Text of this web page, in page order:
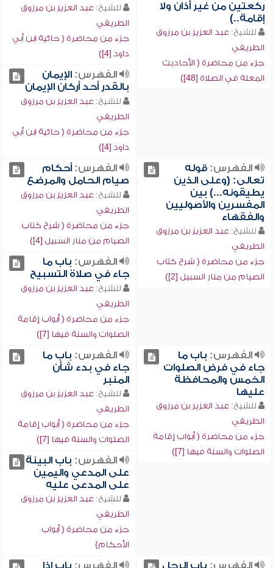
ركعتين من غير أذان ولا
إقامة..)
للشيخ: عبد العزيز بن مرزوق
الطريفي
جزء من محاضرة ( الأحاديث
المعلة في الصلاة [48])
للشيخ: عبد العزيز بن مرزوق
الطريفي
جزء من محاضرة ( حائية ابن أبي
داود [4])
الفهرس:الإيمان
بالقدر أحد أركان الإيمان
للشيخ: عبد العزيز بن مرزوق
الطريفي
جزء من محاضرة ( حائية ابن أبي
داود [4])
الفهرس:قوله
تعالى: (وعلى الذين
يطيقونه...) بين
المفسرين والأصوليين
والفقهاء
للشيخ: عبد العزيز بن مرزوق
الطريفي
جزء من محاضرة ( شرح كتاب
الصيام من منار السبيل [2])
الفهرس:أحكام
صيام الحامل والمرضع
للشيخ: عبد العزيز بن مرزوق
الطريفي
جزء من محاضرة ( شرح كتاب
الصيام من منار السبيل [4])
الفهرس: باب ما
جاء في صلاة التسبيح
للشيخ: عبد العزيز بن مرزوق
الطريفي
جزء من محاضرة ( أبواب إقامة
الصلوات والسنة فيها [7])
الفهرس: باب ما
جاء في فرض الصلوات
الخمس والمحافظة
عليها
للشيخ: عبد العزيز بن مرزوق
الطريفي
جزء من محاضرة ( أبواب إقامة
الصلوات والسنة فيها [7])
الفهرس: باب ما
جاء في بدء شأن
المنبر
للشيخ: عبد العزيز بن مرزوق
الطريفي
جزء من محاضرة ( أبواب إقامة
الصلوات والسنة فيها [7])
الفهرس: باب البينة
على المدعي واليمين
على المدعى عليه
للشيخ: عبد العزيز بن مرزوق
الطريفي
جزء من محاضرة ( أبواب
الأحكام)
الفهرس: باب الرجل الفهرس: باب إذا